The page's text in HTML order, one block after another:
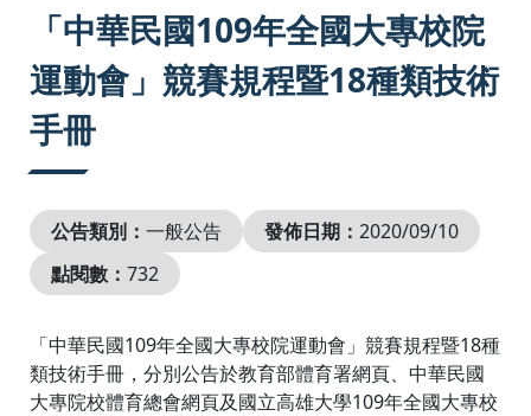
「中華民國109年全國大專校院
運動會」競賽規程暨18種類技術
手冊
公告類別： 一般公告 發佈日期： 2020/09/10
點閱數： 732
「中華民國109年全國大專校院運動會」競賽規程暨18種
類技術手冊，分別公告於教育部體育署網頁、中華民國
大專院校體育總會網頁及國立高雄大學109年全國大專校